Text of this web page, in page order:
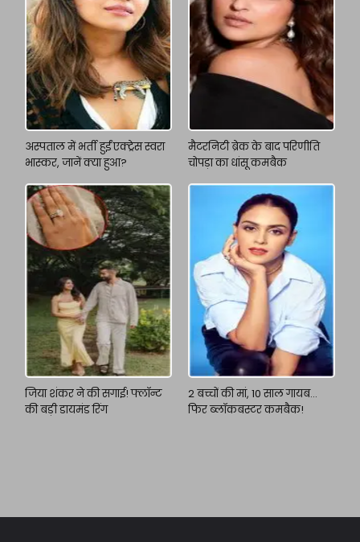
अस्पताल में भर्ती हुईं एक्ट्रेस स्वरा
भास्कर, जानें क्या हुआ?
मैटरनिटी ब्रेक के बाद परिणीति
चोपड़ा का धांसू कमबैक
जिया शंकर ने की सगाई! फ्लॉन्ट
की बड़ी डायमंड रिंग
2 बच्चों की मां, 10 साल गायब…
फिर ब्लॉकबस्टर कमबैक!